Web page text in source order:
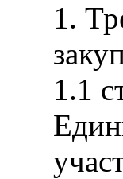
1.
1.1